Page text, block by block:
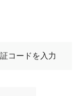
コードを入力